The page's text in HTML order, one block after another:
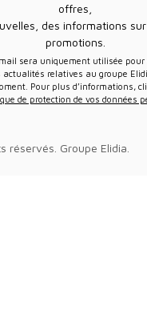
offres,
des informations
promotions.
relatives au groupe
Pour plus d’informations,
de protection de vos données
réservés. Groupe Elidia